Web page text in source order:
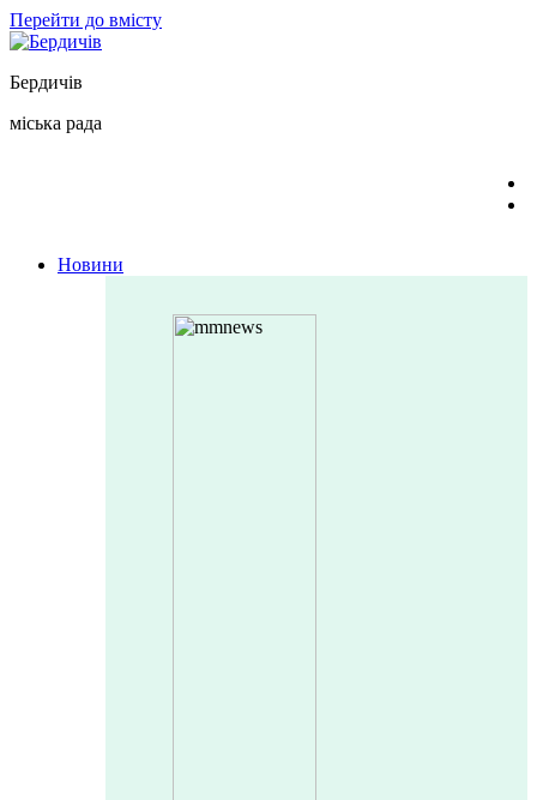
Перейти до вмісту
Бердичів
міська рада
Новини